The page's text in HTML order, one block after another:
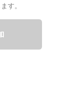
す。